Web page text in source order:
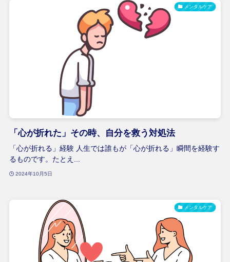
メンタルケア
「心が折れた」その時、自分を救う対処法
「心が折れる」経験 人生では誰もが「心が折れる」瞬間を経験す
るものです。たとえ...
2024年10月5日
メンタルケア